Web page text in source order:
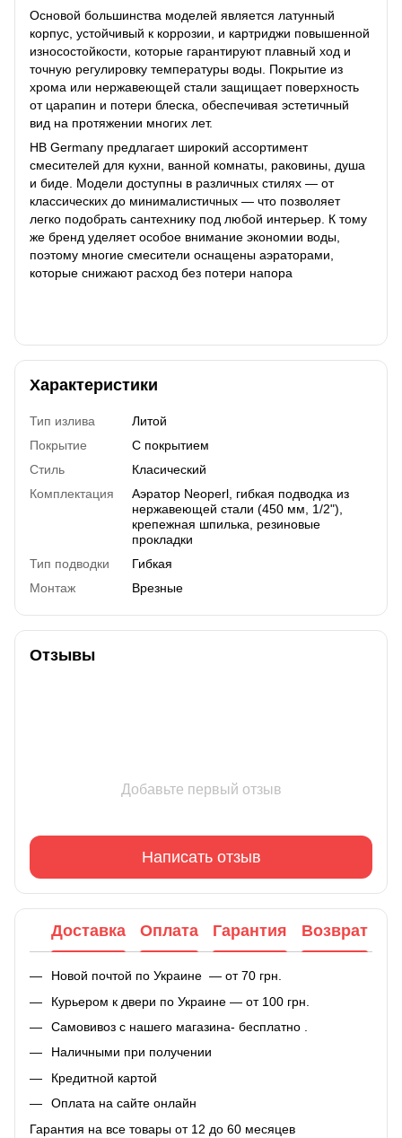
Основой большинства моделей является латунный
корпус, устойчивый к коррозии, и картриджи повышенной
износостойкости, которые гарантируют плавный ход и
точную регулировку температуры воды. Покрытие из
хрома или нержавеющей стали защищает поверхность
от царапин и потери блеска, обеспечивая эстетичный
вид на протяжении многих лет.
HB Germany предлагает широкий ассортимент
смесителей для кухни, ванной комнаты, раковины, душа
и биде. Модели доступны в различных стилях — от
классических до минималистичных — что позволяет
легко подобрать сантехнику под любой интерьер. К тому
же бренд уделяет особое внимание экономии воды,
поэтому многие смесители оснащены аэраторами,
которые снижают расход без потери напора
Характеристики
Тип излива
Литой
Покрытие
С покрытием
Стиль
Класический
Комплектация
Аэратор Neoperl, гибкая подводка из
нержавеющей стали (450 мм, 1/2"),
крепежная шпилька, резиновые
прокладки
Тип подводки
Гибкая
Монтаж
Врезные
Отзывы
Добавьте первый отзыв
Написать отзыв
Доставка Оплата Гарантия Возврат
Новой почтой по Украине — от 70 грн.
Курьером к двери по Украине — от 100 грн.
Самовивоз с нашего магазина- бесплатно .
Наличными при получении
Кредитной картой
Оплата на сайте онлайн
Гарантия на все товары от 12 до 60 месяцев